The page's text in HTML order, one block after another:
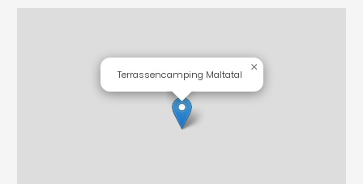
Terrassencamping Maltatal
×